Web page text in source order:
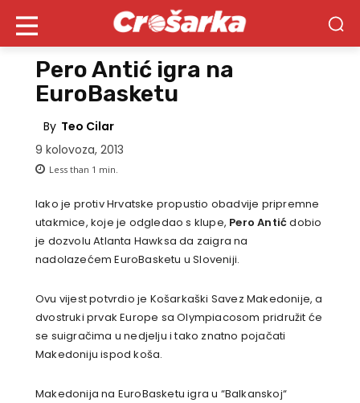
Pero Antić igra na
EuroBasketu
By Teo Cilar
9 kolovoza, 2013
Less than 1 min.
Iako je protiv Hrvatske propustio obadvije pripremne
utakmice, koje je odgledao s klupe, Pero Antićdobio
je dozvolu Atlanta Hawksa da zaigra na
nadolazećem EuroBasketu u Sloveniji.
Ovu vijest potvrdio je Košarkaški Savez Makedonije, a
dvostruki prvak Europe sa Olympiacosom pridružit će
se suigračima u nedjelju i tako znatno pojačati
Makedoniju ispod koša.
Makedonija na EuroBasketu igra u “Balkanskoj“